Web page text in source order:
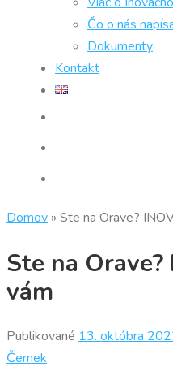
Čo o nás
Dokumenty
Kontakt
Domov » Ste na Orave?
Ste na
vám
Publikované 13. októbra
Černek